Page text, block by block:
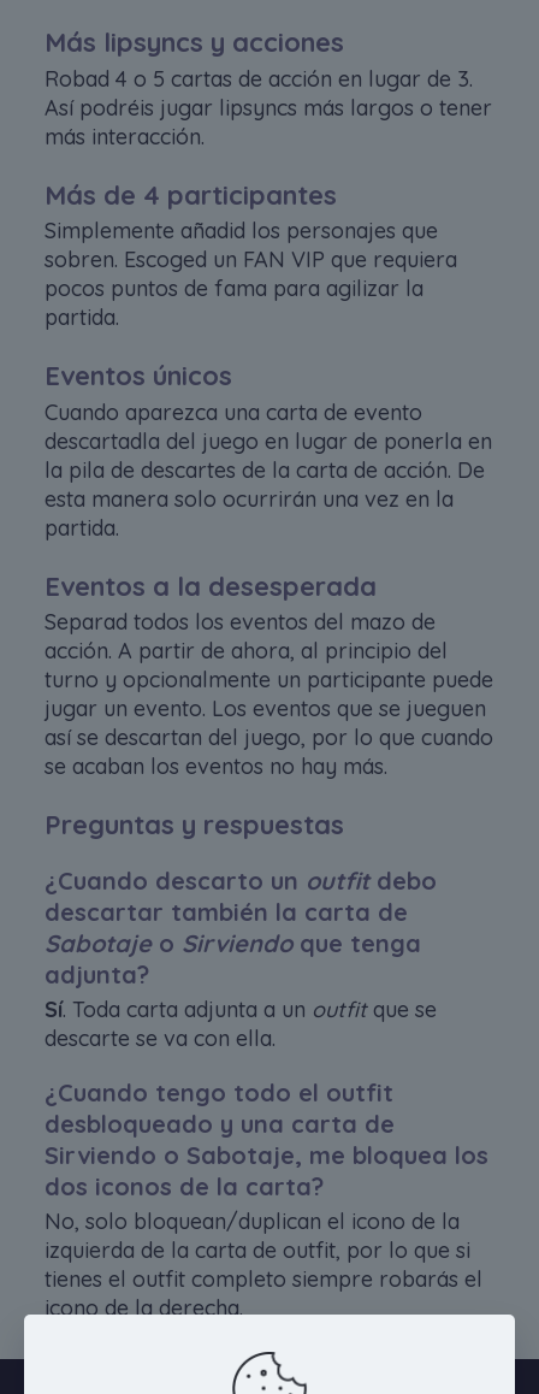
Más lipsyncs y acciones
Robad 4 o 5 cartas de acción en lugar de 3.
Así podréis jugar lipsyncs más largos o tener
más interacción.
Más de 4 participantes
Simplemente añadid los personajes que
sobren. Escoged un FAN VIP que requiera
pocos puntos de fama para agilizar la
partida.
Eventos únicos
Cuando aparezca una carta de evento
descartadla del juego en lugar de ponerla en
la pila de descartes de la carta de acción. De
esta manera solo ocurrirán una vez en la
partida.
Eventos a la desesperada
Separad todos los eventos del mazo de
acción. A partir de ahora, al principio del
turno y opcionalmente un participante puede
jugar un evento. Los eventos que se jueguen
así se descartan del juego, por lo que cuando
se acaban los eventos no hay más.
Preguntas y respuestas
¿Cuando descarto un outfitdebo
descartar también la carta de
Sabotajeo Sirviendoque tenga
adjunta?
Sí. Toda carta adjunta a un outfitque se
descarte se va con ella.
¿Cuando tengo todo el outfit
desbloqueado y una carta de
Sirviendo o Sabotaje, me bloquea los
dos iconos de la carta?
No, solo bloquean/duplican el icono de la
izquierda de la carta de outfit, por lo que si
tienes el outfit completo siempre robarás el
icono de la derecha.